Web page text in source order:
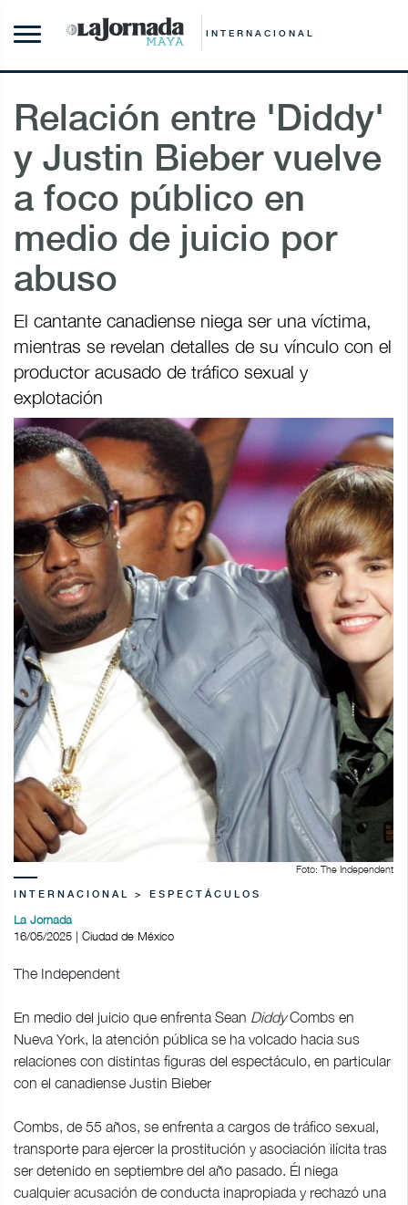
INTERNACIONAL
Relación entre 'Diddy'
y Justin Bieber vuelve
a foco público en
medio de juicio por
abuso
El cantante canadiense niega ser una víctima,
mientras se revelan detalles de su vínculo con el
productor acusado de tráfico sexual y
explotación
Foto: The Independent
INTERNACIONAL > ESPECTÁCULOS
La Jornada
16/05/2025 | Ciudad de México
The Independent
En medio del juicio que enfrenta Sean DiddyCombs en
Nueva York, la atención pública se ha volcado hacia sus
relaciones con distintas figuras del espectáculo, en particular
con el canadiense Justin Bieber
Combs, de 55 años, se enfrenta a cargos de tráfico sexual,
transporte para ejercer la prostitución y asociación ilícita tras
ser detenido en septiembre del año pasado. Él niega
cualquier acusación de conducta inapropiada y rechazó una